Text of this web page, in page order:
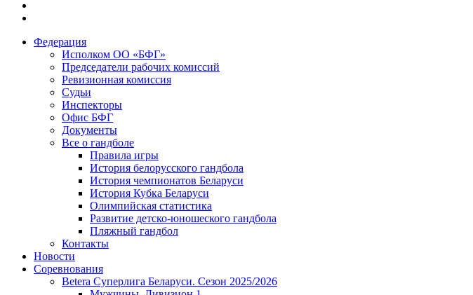
Федерация
Исполком ОО «БФГ»
Председатели рабочих комиссий
Ревизионная комиссия
Судьи
Инспекторы
Офис БФГ
Документы
Все о гандболе
Правила игры
История белорусского гандбола
История чемпионатов Беларуси
История Кубка Беларуси
Олимпийская статистика
Развитие детско-юношеского гандбола
Пляжный гандбол
Контакты
Новости
Соревнования
Betera Суперлига Беларуси. Сезон 2025/2026